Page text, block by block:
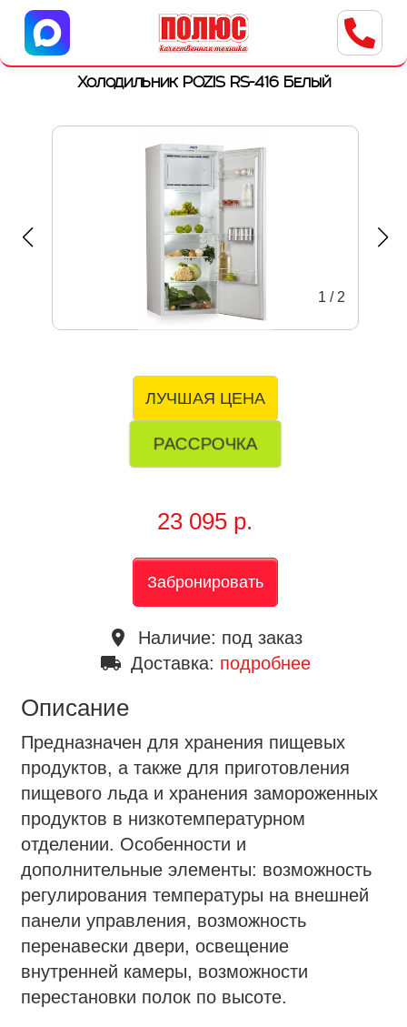
Центр бытовой техники
г. Ульяновск, ул. Пушкарева, 8a
Холодильник POZIS RS-416 Белый
1 / 2
ЛУЧШАЯ ЦЕНА
РАССРОЧКА
23 095 р.
Забронировать
place Наличие: под заказ
local_shipping Доставка: подробнее
Описание
Предназначен для хранения пищевых
продуктов, а также для приготовления
пищевого льда и хранения замороженных
продуктов в низкотемпературном
отделении. Особенности и
дополнительные элементы: возможность
регулирования температуры на внешней
панели управления, возможность
перенавески двери, освещение
внутренней камеры, возможности
перестановки полок по высоте.